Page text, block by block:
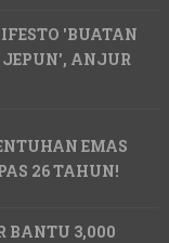
'BUATAN
ANJUR
EMAS
26 TAHUN!
BANTU 3,000